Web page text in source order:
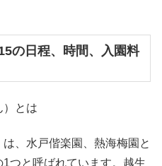
の日程、時間、入園料
とは
、水戸偕楽園、熱海梅園と
つと呼ばれています。越生